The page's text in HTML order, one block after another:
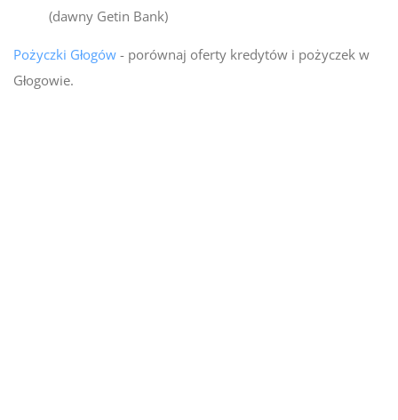
(dawny Getin Bank)
Pożyczki Głogów- porównaj oferty kredytów i pożyczek w
Głogowie.